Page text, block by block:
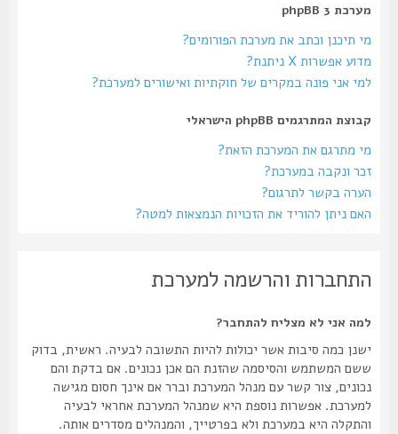
מערכת phpBB 3
מי תיכנן וכתב את מערכת הפורומים?
מדוע אפשרות X ניתנת?
למי אני פונה במקרים של חוקתיות ואישורים למערכת?
קבוצת המתרגמים phpBB הישראלי
מי מתרגם את המערכת הזאת?
זכר ונקבה במערכת?
הערה בקשר לתרגום?
האם ניתן להוריד את הזכויות הנמצאות למטה?
התחברות והרשמה למערכת
למה אני לא מצליח להתחבר?
ישנן כמה סיבות אשר יכולות להיות התשובה לבעיה. ראשית, בדוק
ששם המשתמש והסיסמה שהזנת הם אכן נכונים. אם בדקת והם
נכונים, צור קשר עם מנהל המערכת וברר אם אינך חסום מגישה
למערכת. אפשרות נוספת היא שמנהל המערכת אחראי לבעיה
והתקלה היא במערכת ולא בפרטייך, והמנהלים מסדרים אותה.